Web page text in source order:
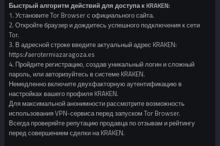
Быстрый алгоритм действий для доступа к KRAKEN:
1. Установите Tor Browser с официального сайта.
2. Откройте браузер и дождитесь успешного подключения к сети
Tor.
3. В адресной строке введите актуальный адрес KRAKEN:
https://aerotermiazaragoza.es
4. Пройдите регистрацию, создав уникальный логин и сложный
пароль, или авторизуйтесь в системе KRAKEN.
Немедленно включите двухфакторную аутентификацию в
настройках вашего профиля KRAKEN.
Для максимальной анонимности рассмотрите возможность
использования VPN-сервиса перед запуском Tor Browser.
Всегда проверяйте репутацию продавца по отзывам и рейтингу
перед совершением сделки на KRAKEN.